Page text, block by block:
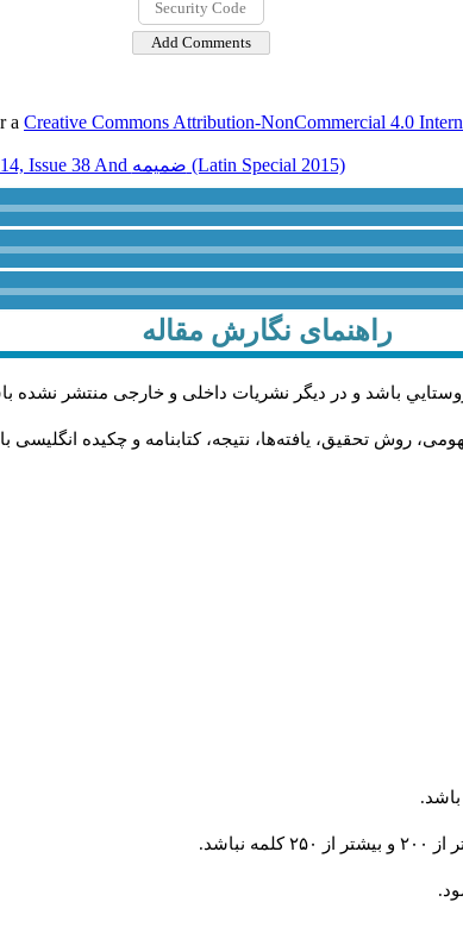
a Creative Commons Attribution-NonCommercial 4.0
Volume 14, Issue 38 And ضميمه (Latin Special 2015)
راهنمای نگارش مقاله
باشد و در دیگر نشریات داخلی و خارجی منتشر نشده
روش تحقیق، یافته‌ها، نتیجه، کتابنامه و چکیده انگلیسی